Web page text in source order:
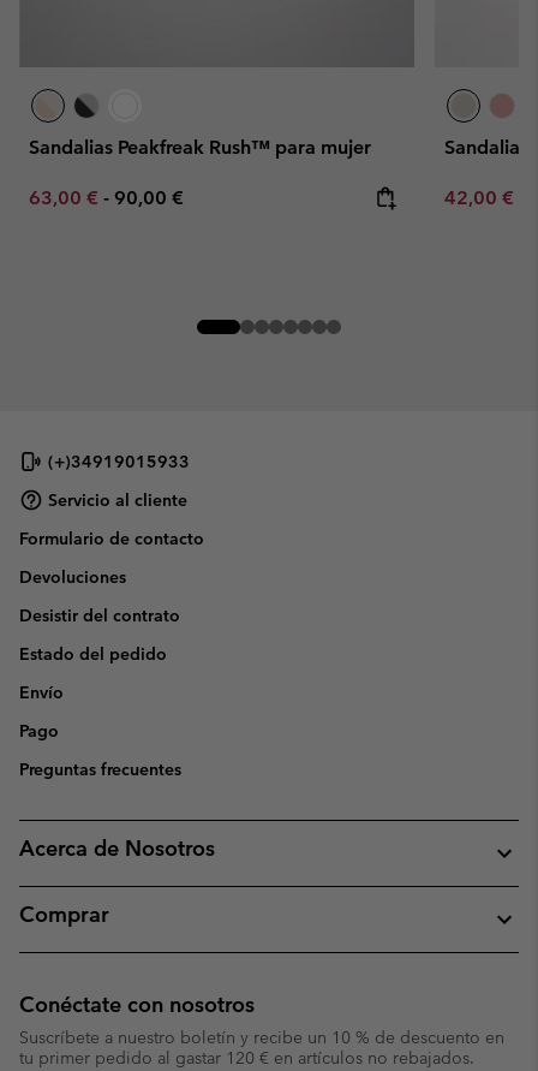
Sandalias Peakfreak Rush™ para mujer
Minimum sale price:
63,00 € - Maximum price:
90,00 €
Sandalias
Minimum
42,00 €
(+)34919015933
Servicio al cliente
Formulario de contacto
Devoluciones
Desistir del contrato
Estado del pedido
Envío
Pago
Preguntas frecuentes
Acerca de Nosotros
Comprar
Conéctate con nosotros
Suscríbete a nuestro boletín y recibe un 10 % de descuento en
tu primer pedido al gastar 120 € en artículos no rebajados.